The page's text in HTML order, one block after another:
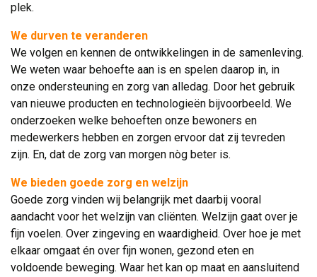
plek.
We durven te veranderen
We volgen en kennen de ontwikkelingen in de samenleving.
We weten waar behoefte aan is en spelen daarop in, in
onze ondersteuning en zorg van alledag. Door het gebruik
van nieuwe producten en technologieën bijvoorbeeld. We
onderzoeken welke behoeften onze bewoners en
medewerkers hebben en zorgen ervoor dat zij tevreden
zijn. En, dat de zorg van morgen nòg beter is.
We bieden goede zorg en welzijn
Goede zorg vinden wij belangrijk met daarbij vooral
aandacht voor het welzijn van cliënten. Welzijn gaat over je
fijn voelen. Over zingeving en waardigheid. Over hoe je met
elkaar omgaat én over fijn wonen, gezond eten en
voldoende beweging. Waar het kan op maat en aansluitend